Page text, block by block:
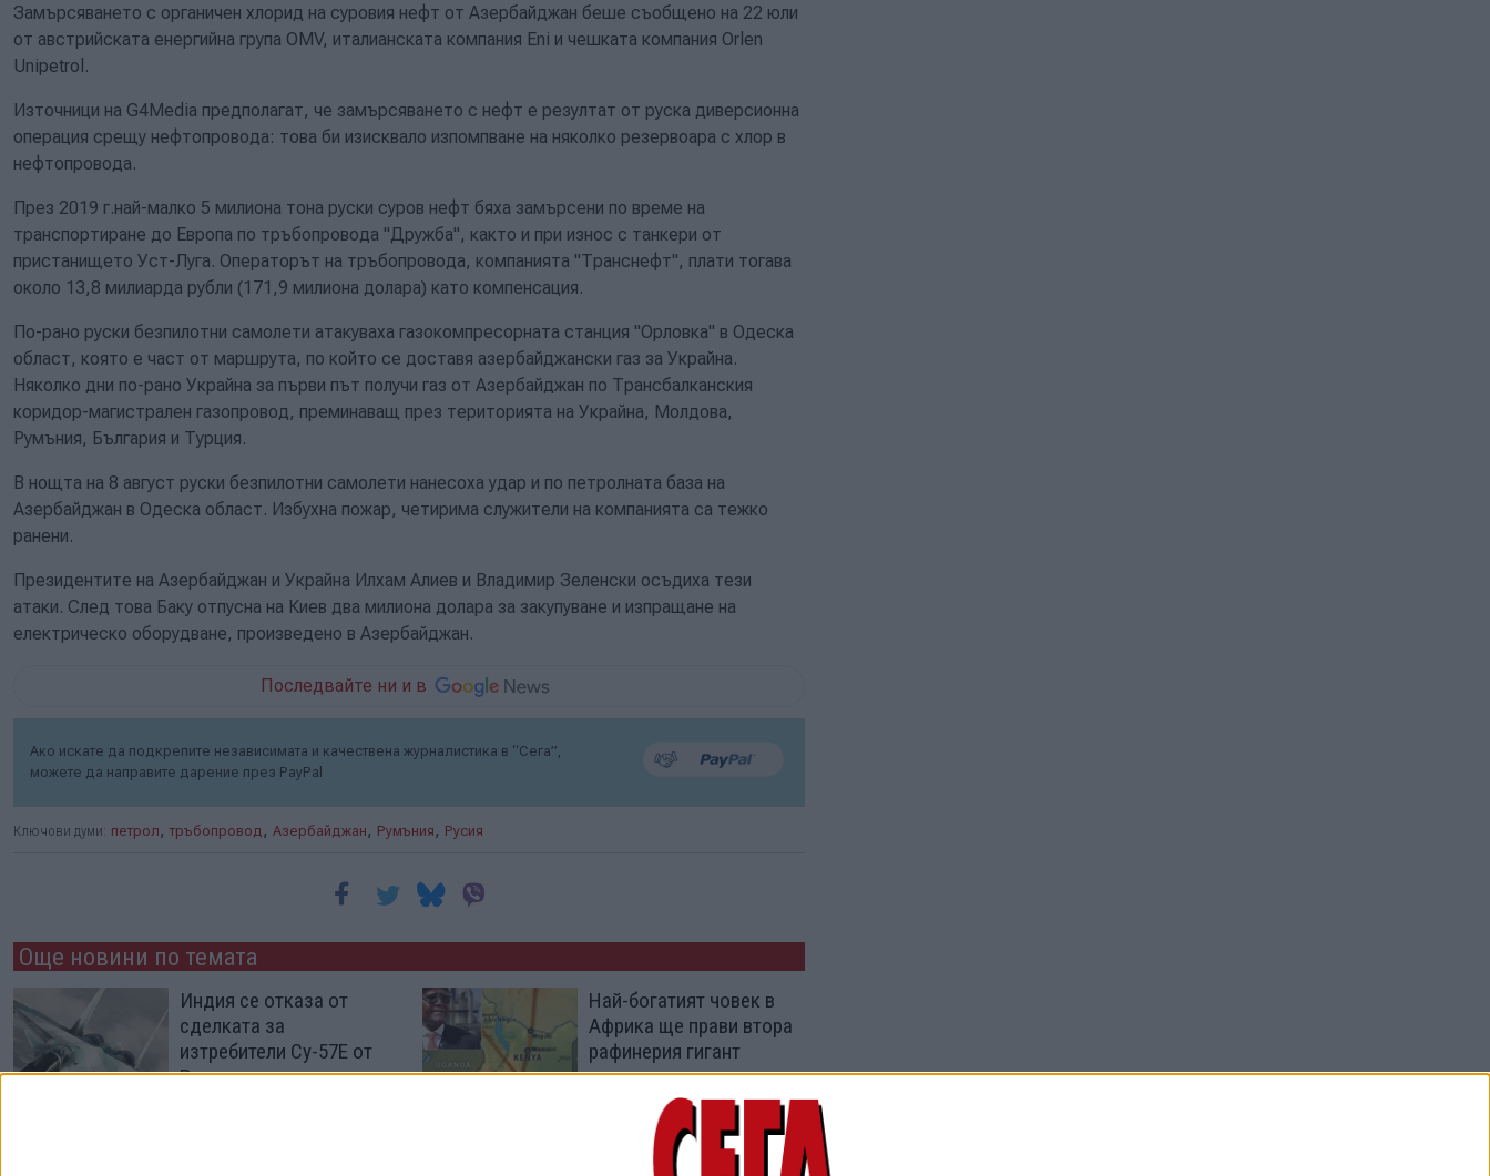
Замърсяването с органичен хлорид на суровия нефт от Азербайджан беше съобщено на 22 юли
от австрийската енергийна група OMV, италианската компания Eni и чешката компания Orlen
Unipetrol.
Източници на G4Media предполагат, че замърсяването с нефт е резултат от руска диверсионна
операция срещу нефтопровода: това би изисквало изпомпване на няколко резервоара с хлор в
нефтопровода.
През 2019 г.най-малко 5 милиона тона руски суров нефт бяха замърсени по време на
транспортиране до Европа по тръбопровода "Дружба", както и при износ с танкери от
пристанището Уст-Луга. Операторът на тръбопровода, компанията "Транснефт", плати тогава
около 13,8 милиарда рубли (171,9 милиона долара) като компенсация.
По-рано руски безпилотни самолети атакуваха газокомпресорната станция "Орловка" в Одеска
област, която е част от маршрута, по който се доставя азербайджански газ за Украйна.
Няколко дни по-рано Украйна за първи път получи газ от Азербайджан по Трансбалканския
коридор-магистрален газопровод, преминаващ през територията на Украйна, Молдова,
Румъния, България и Турция.
В нощта на 8 август руски безпилотни самолети нанесоха удар и по петролната база на
Азербайджан в Одеска област. Избухна пожар, четирима служители на компанията са тежко
ранени.
Президентите на Азербайджан и Украйна Илхам Алиев и Владимир Зеленски осъдиха тези
атаки. След това Баку отпусна на Киев два милиона долара за закупуване и изпращане на
електрическо оборудване, произведено в Азербайджан.
Последвайте ни и в
Ако искате да подкрепите независимата и качествена журналистика в “Сега”,
можете да направите дарение през PayPal
Ключови думи: петрол , тръбопровод , Азербайджан , Румъния , Русия
Още новини по темата
Индия се отказа от
сделката за
изтребители Су-57Е от
Русия
Най-богатият човек в
Африка ще прави втора
рафинерия гигант
05 Авг. 2026